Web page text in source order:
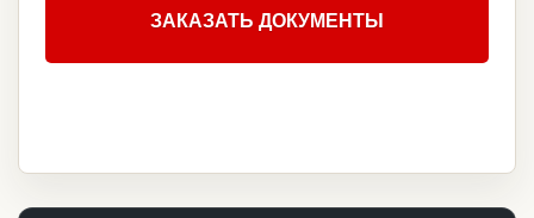
ЗАКАЗАТЬ ДОКУМЕНТЫ